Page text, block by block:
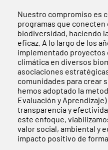
Nuestro compromiso es
programas que
biodiversidad, haciendo
eficaz. A lo largo de los
implementado proyectos
climática en diversos
asociaciones
comunidades para crear
hemos adoptado la
Evaluación y
transparencia y
este enfoque,
valor social, ambiental y
impacto positivo de